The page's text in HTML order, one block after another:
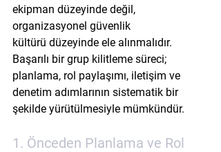
ekipman düzeyinde değil,
organizasyonel güvenlik
kültürü düzeyinde ele alınmalıdır.
Başarılı bir grup kilitleme süreci;
planlama, rol paylaşımı, iletişim ve
denetim adımlarının sistematik bir
şekilde yürütülmesiyle mümkündür.
1. Önceden Planlama ve Rol